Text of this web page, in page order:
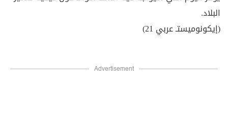
البلاد.
(إيكونوميستـ عربي 21)
Advertisement